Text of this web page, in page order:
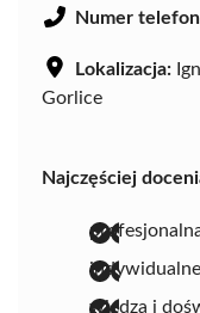
Numer
Lokalizacja:
Gorlice
Najczęściej
wiedza i